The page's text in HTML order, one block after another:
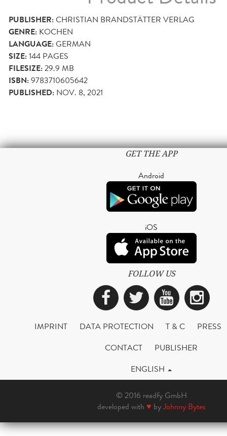
PUBLISHER:CHRISTIAN BRANDSTÄTTER VERLAG
GENRE: KOCHEN
LANGUAGE:GERMAN
SIZE:144 PAGES
FILESIZE:29.9 MB
ISBN:9783710605642
PUBLISHED: NOV. 8, 2021
GET THE APP
Android
iOS
FOLLOW US
Facebook
Twitter
IMPRINT DATA PROTECTION T & C
PRESS
CONTACT
PUBLISHER
ENGLISH
© 2016 readfy GmbH
developed with ♥ byJohnny Bytes